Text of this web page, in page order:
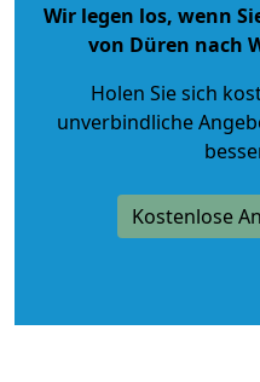
Wir legen los, wenn
von Düren nach
Holen Sie sich
unverbindliche
Kostenlose